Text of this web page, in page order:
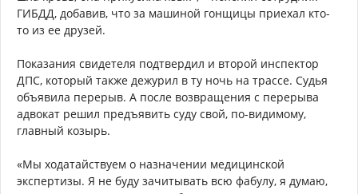
ГИБДД, добавив, что за машиной гонщицы приехал кто-
то из ее друзей.
Показания свидетеля подтвердил и второй инспектор
ДПС, который также дежурил в ту ночь на трассе. Судья
объявила перерыв. А после возвращения с перерыва
адвокат решил предъявить суду свой, по-видимому,
главный козырь.
«Мы ходатайствуем о назначении медицинской
экспертизы. Я не буду зачитывать всю фабулу, я думаю,